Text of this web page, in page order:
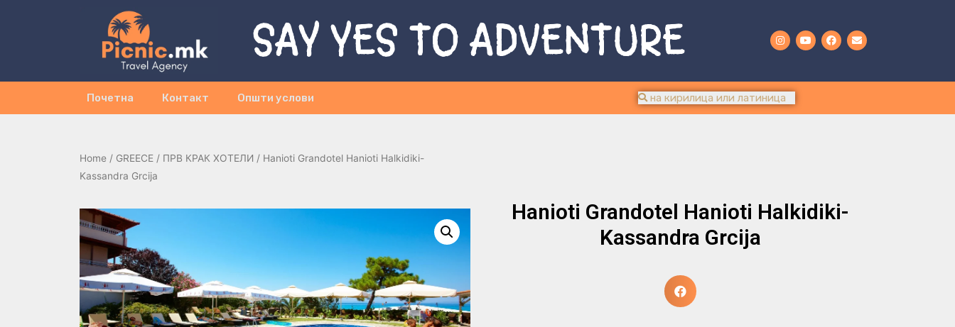
SAY YES TO ADVENTURE
Почетна Контакт Општи услови
Home / GREECE / ПРВ КРАК ХОТЕЛИ / Hanioti Grandotel Hanioti Halkidiki-
Kassandra Grcija
Hanioti Grandotel Hanioti Halkidiki-
Kassandra Grcija